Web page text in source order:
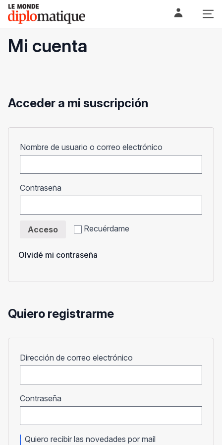
Skip
content
Le monde diplomatique
Mi cuenta
Acceder a mi suscripción
Nombre de usuario o correo electrónico
Contraseña
Recuérdame
Acceso
Olvidé mi contraseña
Quiero registrarme
Dirección de correo electrónico
Contraseña
Quiero recibir las novedades por mail